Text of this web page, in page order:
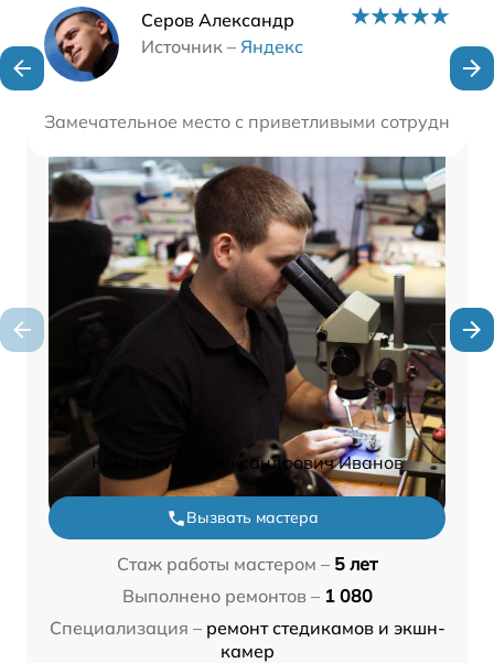
Серов Александр
Источник – Яндекс
Замечательное место с приветливыми
Наши мастера
Константин Александрович Иванов
Вызвать мастера
Стаж работы мастером – 5 лет
Выполнено ремонтов – 1 080
Специализация – ремонт стедикамов и экшн-
камер